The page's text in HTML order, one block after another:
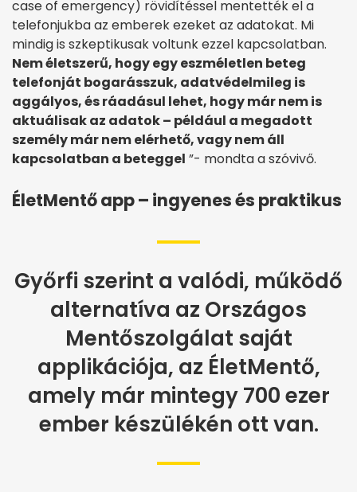
case of emergency) rövidítéssel mentették el a
telefonjukba az emberek ezeket az adatokat. Mi
mindig is szkeptikusak voltunk ezzel kapcsolatban.
Nem életszerű, hogy egy eszméletlen beteg
telefonját bogarásszuk, adatvédelmileg is
aggályos, és ráadásul lehet, hogy már nem is
aktuálisak az adatok – például a megadott
személy már nem elérhető, vagy nem áll
kapcsolatban a beteggel ”- mondta a szóvivő.
ÉletMentő app – ingyenes és praktikus
Győrfi szerint a valódi, működő
alternatíva az Országos
Mentőszolgálat saját
applikációja, az ÉletMentő,
amely már mintegy 700 ezer
ember készülékén ott van.